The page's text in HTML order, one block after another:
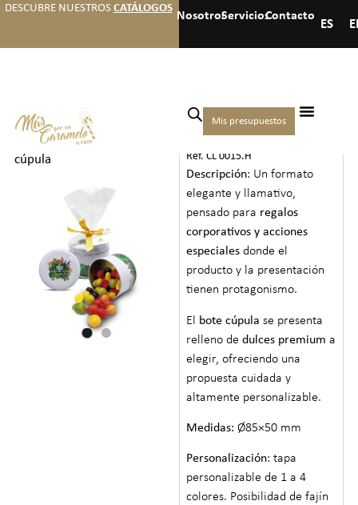
DESCUBRE NUESTROS CATÁLOGOS
NosotrosServiciosContacto
ES
Mis presupuestos
Inicio/ Hoteles
bienvenida premium
cúpula
BOTE CÚPULA
Ref. CL 0015.H
Descripción: Un formato
elegante y llamativo,
pensado para regalos
corporativos y acciones
especiales donde el
producto y la presentación
tienen protagonismo.
El bote cúpula se presenta
relleno dedulces premium a
elegir, ofreciendo una
propuesta cuidada y
altamente personalizable.
Medidas: Ø85×50 mm
Personalización: tapa
personalizable de 1 a 4
colores. Posibilidad de fajín